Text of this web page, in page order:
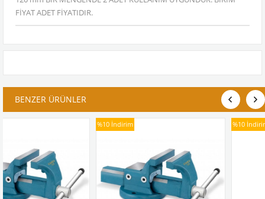
FİYAT ADET FİYATIDIR.
BENZER ÜRÜNLER
İndirim İndirim